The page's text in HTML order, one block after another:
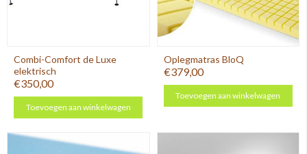
Combi-Comfort de Luxe
elektrisch
€350,00
Toevoegen aan winkelwagen
Oplegmatras BloQ
€379,00
Toevoegen aan winkelwagen